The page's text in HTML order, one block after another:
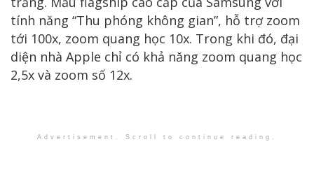
tính năng “Thu phóng không gian”, hỗ trợ zoom
tới 100x, zoom quang học 10x. Trong khi đó, đại
diện nhà Apple chỉ có khả năng zoom quang học
2,5x và zoom số 12x.
Advertisement. Scroll to continue reading.